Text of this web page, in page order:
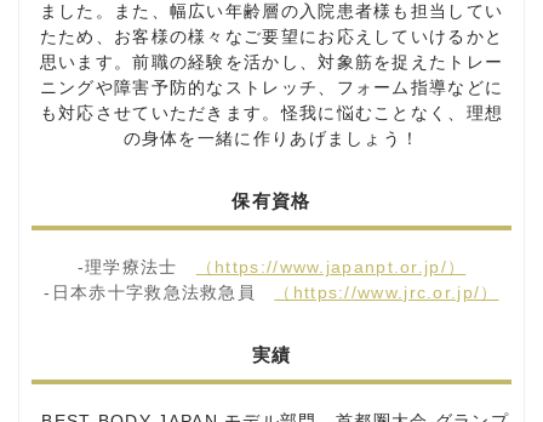
ました。また、幅広い年齢層の入院患者様も担当してい
たため、お客様の様々なご要望にお応えしていけるかと
思います。前職の経験を活かし、対象筋を捉えたトレー
ニングや障害予防的なストレッチ、フォーム指導などに
も対応させていただきます。怪我に悩むことなく、理想
の身体を一緒に作りあげましょう！
保有資格
-理学療法士
（https://www.japanpt.or.jp/）
-日本赤十字救急法救急員
（https://www.jrc.or.jp/）
実績